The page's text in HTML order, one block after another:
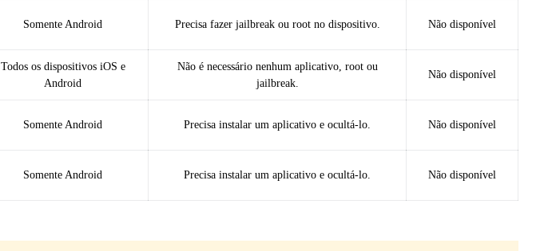
Somente Android Precisa fazer jailbreak ou root no dispositivo. Não disponível
Todos os dispositivos iOS e
Android
Não é necessário nenhum aplicativo, root ou
jailbreak.
Não disponível
Somente Android Precisa instalar um aplicativo e ocultá-lo. Não disponível
Somente Android Precisa instalar um aplicativo e ocultá-lo. Não disponível